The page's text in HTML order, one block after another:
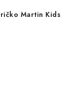
Dětské tričko Martin Kids